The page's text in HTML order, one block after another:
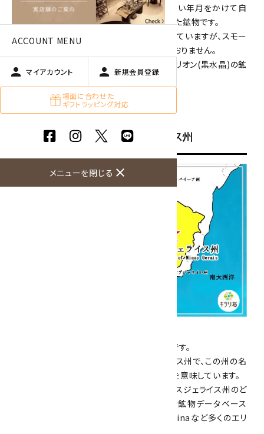
ACCOUNT MENU
person マイアカウント person 新規会員登録
場面に合わせた
ギフトラッピング対応
メニューを閉じる close
水晶に混入したわずかなアルミニウムが長い年月をかけて自
然界の放射線を受けることで淡褐色になった鉱物です。
真っ黒の水晶は、モリオン(黒水晶)と呼ばれていますが、スモー
キークォーツとの境目は、はっきりとはしておりません。
モリオン(黒水晶)の鉱
物解説 」をご覧ください。
地のブラジル ミナスジェライス州
ブラジル連邦共和国のミナスジェライス州です。
世界有数の鉱物を産出するミナスジェライス州で、この州の名
前は鉱産資源が豊富なため「万人の鉱山」を意味しています。
こちらのスモーキークォーツの産地は、ミナスジェライス州のど
このエリアかはわかりませんが、オンライン鉱物データベース
の"mindat"によるとAracuaiやDiamantinaなど多くのエリ